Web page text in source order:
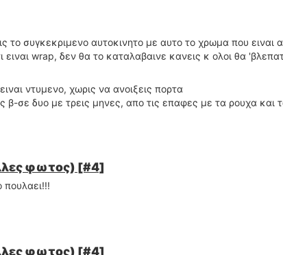
να μη σπασει το χρωμα του αυτοκινητου.
του και μεσα απο τις πορτες εδω και 1,5 χρονο
ειναι αερολογιες!
ειναι μπατζανακης του τριτοξαδερφου της Μαριας που
διπλα στην 3Μ στη Γερμανια και του τα λενε...
με τα ρουχα και τα παπουτσια θα εχει
το συγκεκριμενο αυτοκινητο με αυτο το χρωμα που ειναι
wrap, δεν θα το καταλαβαινε κανεις κ ολοι θα
ντυμενο, χωρις να ανοιξεις πορτα
β-σε δυο με τρεις μηνες, απο τις επαφες με τα ρουχα και
φωτος) [#4]
φωτος) [#4]